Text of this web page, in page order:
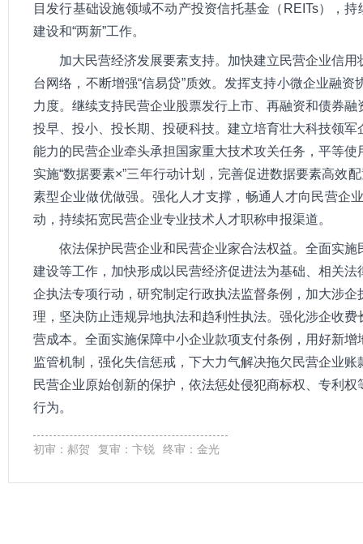
目发行基础设施领域不动产投资信托基金（REITs），
建设和“两新”工作。
加大民营经济发展要素支持。加快建立民营企业信
台网络，不断增强“信易贷”质效。发挥支持小微企业融
力度。继续支持民营企业股票发行上市、再融资和债券
投早、投小、投长期、投硬科技。建立培育壮大科技领
能力的民营企业牵头承担国家重大技术攻关任务，平等
实施“数据要素×”三年行动计划，完善促进数据要素高效
素型企业做优做强。强化人才支撑，畅通人才向民营企
动，持续拓宽民营企业专业技术人才职称申报渠道。
依法保护民营企业和民营企业家合法权益。全面实
建设等工作，加快形成以民营经济促进法为基础、相关
企执法专项行动，研究制定行政执法监督条例，加大涉
理，坚决防止违规异地执法和趋利性执法。强化涉企收
营成本。全面实施保障中小企业款项支付条例，用好新
监管机制，强化失信惩戒，下大力气解决拖欠民营企业
民营企业原始创新的保护，依法惩处侵犯商标权、专利
行为。
初审：郝贺 复审：卞锐 终审：金光